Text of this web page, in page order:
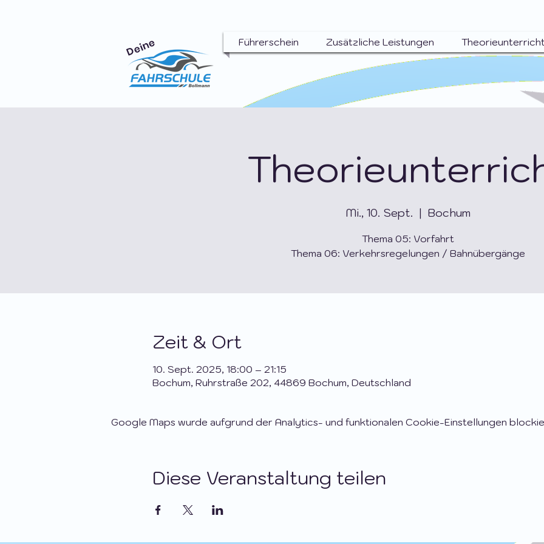
Führerschein Zusätzliche Leistungen
Deine
Mi., 10. Sept.
  |
Bochum
Thema 05: Vorfahrt
Thema 06: Verkehrsregelungen / Bahnübergänge
Zeit & Ort
10. Sept. 2025, 18:00 – 21:15
Bochum, Ruhrstraße 202, 44869 Bochum, Deutschland
Google Maps wurde aufgrund der Analytics- und funktionalen Cookie-Einstellungen
Diese Veranstaltung teilen